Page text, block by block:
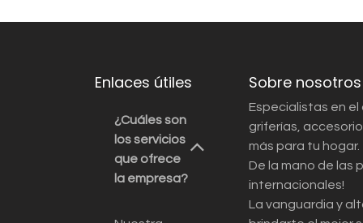
Enlaces útiles
¿Cuáles son
los servicios
que ofrece
la empresa?
Sobre nosotros
Especialistas en
griferías,
más para tu hogar.
De la mano de las
internacionales!
La vanguardia y